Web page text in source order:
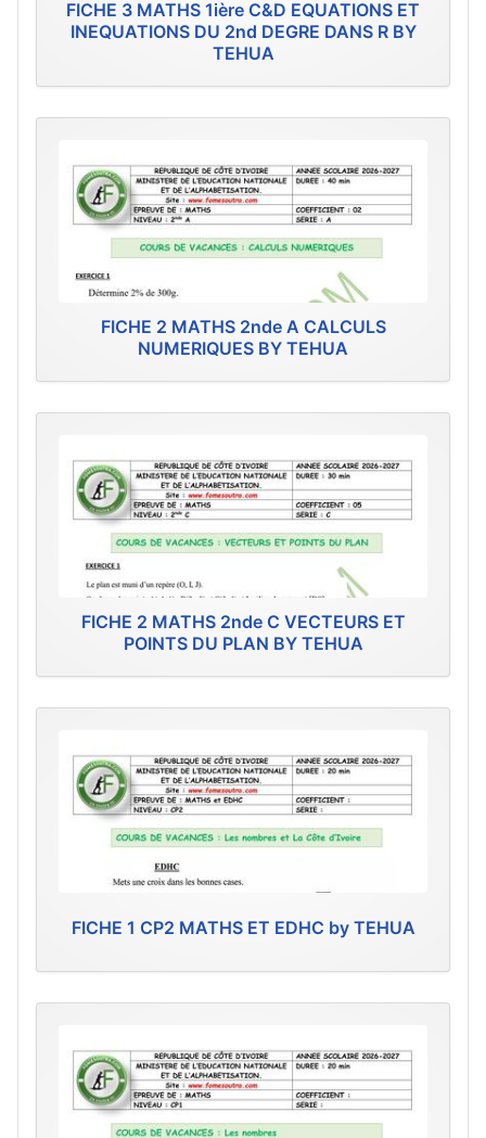
FICHE 3 MATHS 1ière C&D EQUATIONS ET
INEQUATIONS DU 2nd DEGRE DANS R BY
TEHUA
FICHE 2 MATHS 2nde A CALCULS
NUMERIQUES BY TEHUA
FICHE 2 MATHS 2nde C VECTEURS ET
POINTS DU PLAN BY TEHUA
FICHE 1 CP2 MATHS ET EDHC by TEHUA